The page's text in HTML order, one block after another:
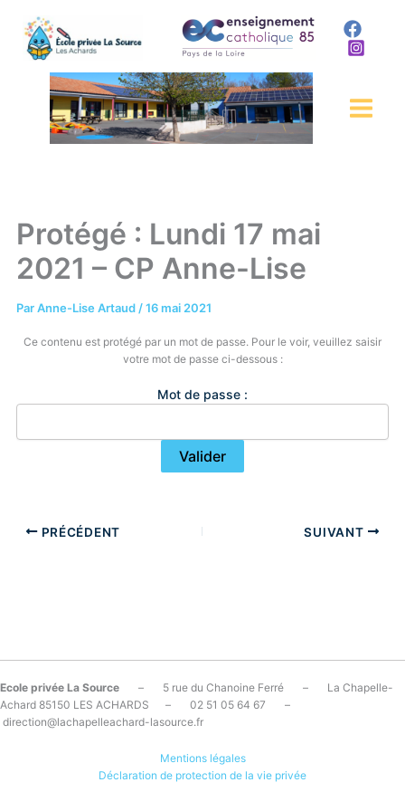
contenu
Protégé : Lundi 17 mai
2021 – CP Anne-Lise
ParAnne-Lise Artaud /16 mai 2021
Ce contenu est protégé par un mot de passe. Pour le voir, veuillez saisir
votre mot de passe ci-dessous :
Mot de passe :
PRÉCÉDENT SUIVANT
Ecole privée La Source – 5 rue du Chanoine Ferré – La Chapelle-
Achard 85150 LES ACHARDS – 02 51 05 64 67 –
direction@lachapelleachard-lasource.fr
Mentions légales
Déclaration de protection de la vie privée